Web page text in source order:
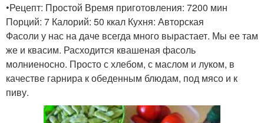
•Рецепт: Простой Время приготовления: 7200 мин
Порций: 7 Калорий: 50 ккал Кухня: Авторская
Фасоли у нас на даче всегда много вырастает. Мы ее там
же и квасим. Расходится квашеная фасоль
молниеносно. Просто с хлебом, с маслом и луком, в
качестве гарнира к обеденным блюдам, под мясо и к
пиву.